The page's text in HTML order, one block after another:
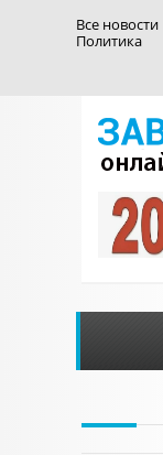
Все новости
Политика